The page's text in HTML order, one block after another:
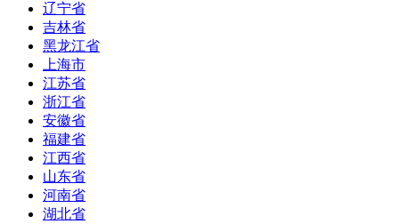
辽宁省
吉林省
黑龙江省
上海市
江苏省
浙江省
安徽省
福建省
江西省
山东省
河南省
湖北省